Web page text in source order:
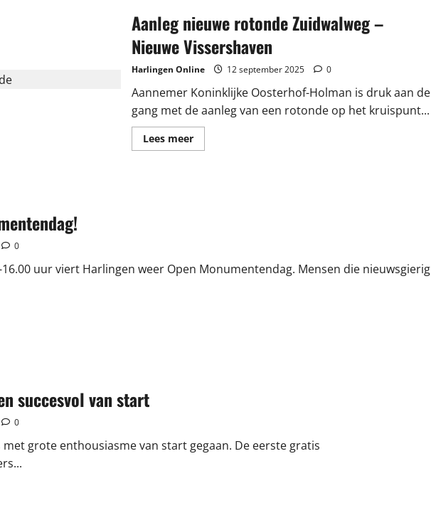
Aanleg nieuwe rotonde Zuidwalweg –
Nieuwe Vissershaven
Harlingen Online 12 september 2025 0
Aannemer Koninklijke Oosterhof-Holman is druk aan de
gang met de aanleg van een rotonde op het kruispunt...
Lees meerLees
meer
0
uur viert Harlingen weer Open Monumentendag. Mensen die nieuwsgierig
succesvol van start
0
grote enthousiasme van start gegaan. De eerste gratis